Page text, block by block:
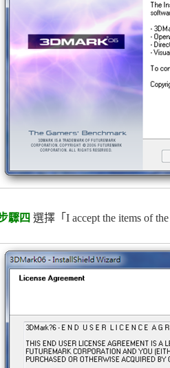
驟四 選擇「I accept the items of